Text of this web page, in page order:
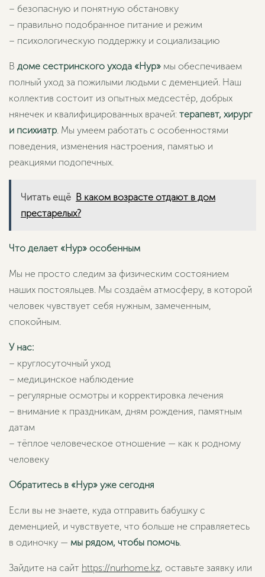
– безопасную и понятную обстановку
– правильно подобранное питание и режим
– психологическую поддержку и социализацию
В доме сестринского ухода «Нур» мы обеспечиваем
полный уход за пожилыми людьми с деменцией. Наш
коллектив состоит из опытных медсестёр, добрых
нянечек и квалифицированных врачей: терапевт, хирург
и психиатр . Мы умеем работать с особенностями
поведения, изменения настроения, памятью и
реакциями подопечных.
Читать ещё В каком возрасте отдают в дом
престарелых?
Что делает «Нур» особенным
Мы не просто следим за физическим состоянием
наших постояльцев. Мы создаём атмосферу, в которой
человек чувствует себя нужным, замеченным,
спокойным.
У нас:
– круглосуточный уход
– медицинское наблюдение
– регулярные осмотры и корректировка лечения
– внимание к праздникам, дням рождения, памятным
датам
– тёплое человеческое отношение — как к родному
человеку
Обратитесь в «Нур» уже сегодня
Если вы не знаете, куда отправить бабушку с
деменцией, и чувствуете, что больше не справляетесь
в одиночку — мы рядом, чтобы помочь.
Зайдите на сайт https://nurhome.kz , оставьте заявку или